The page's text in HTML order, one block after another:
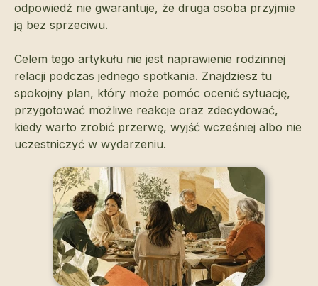
odpowiedź nie gwarantuje, że druga osoba przyjmie
ją bez sprzeciwu.
Celem tego artykułu nie jest naprawienie rodzinnej
relacji podczas jednego spotkania. Znajdziesz tu
spokojny plan, który może pomóc ocenić sytuację,
przygotować możliwe reakcje oraz zdecydować,
kiedy warto zrobić przerwę, wyjść wcześniej albo nie
uczestniczyć w wydarzeniu.